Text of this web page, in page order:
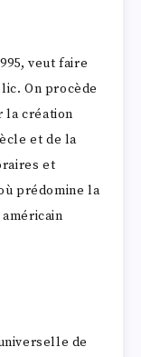
veut faire
On procède
la création
et de la
et
prédomine la
de